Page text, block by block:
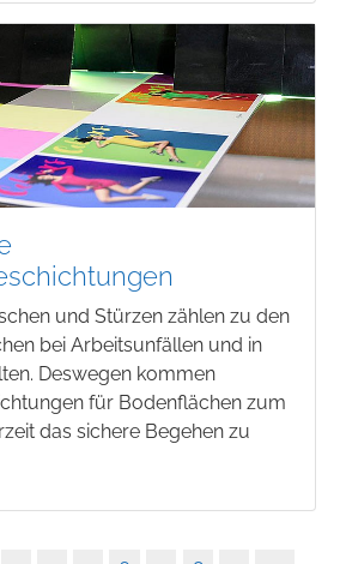
und Stürzen zählen zu den
bei Arbeitsunfällen und in
Deswegen kommen
für Bodenflächen zum
das sichere Begehen zu